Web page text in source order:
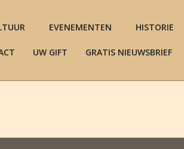
EVENEMENTEN HISTORIE
UW GIFT GRATIS NIEUWSBRIEF